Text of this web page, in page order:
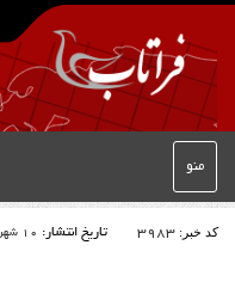
منو
کد خبر: 3983 تاریخ انتشار: 10 شهریور 1395 - 14:21